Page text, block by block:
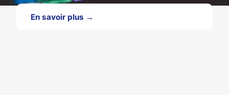
En savoir plus →